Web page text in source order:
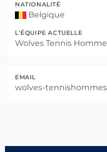
NATIONALITÉ
Belgique
L'ÉQUIPE ACTUELLE
Wolves Tennis
EMAIL
wolves-